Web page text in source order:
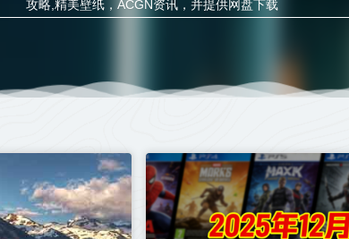
攻略,精美壁纸，ACGN资讯，并提供网盘下载